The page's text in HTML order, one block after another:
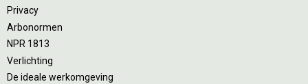
Privacy
Arbonormen
NPR 1813
Verlichting
De ideale werkomgeving